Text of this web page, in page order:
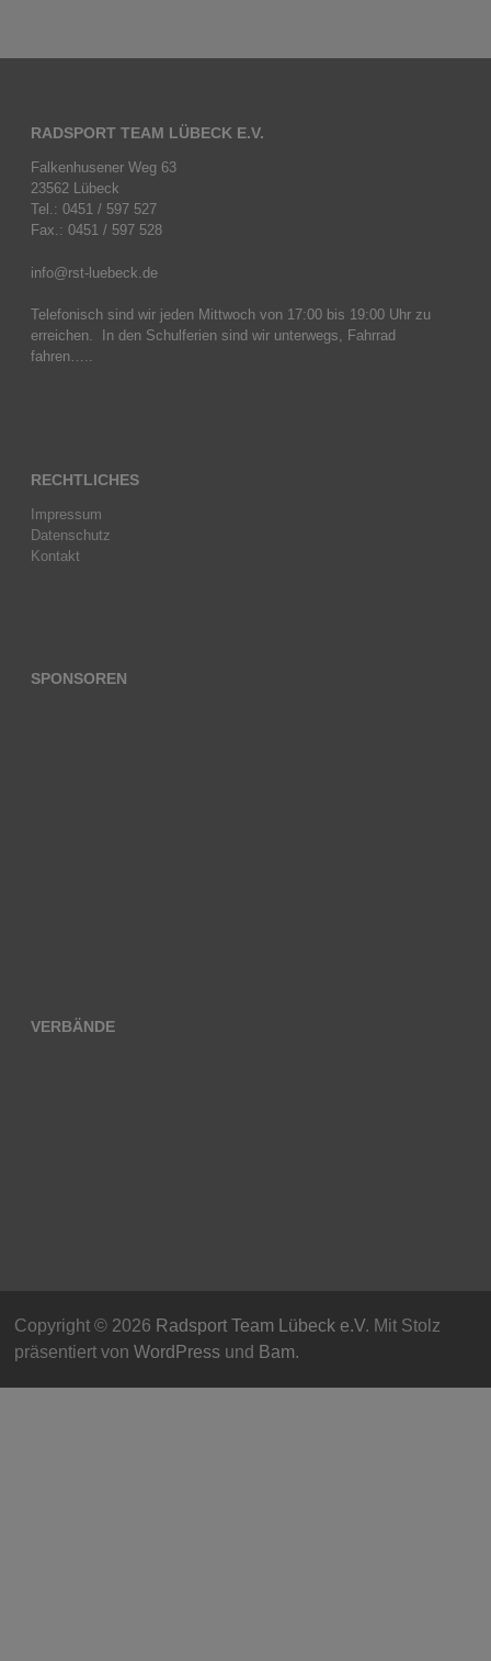
RADSPORT TEAM LÜBECK E.V.
Falkenhusener Weg 63
23562 Lübeck
Tel.: 0451 / 597 527
Fax.: 0451 / 597 528
info@rst-luebeck.de
Telefonisch sind wir jeden Mittwoch von 17:00 bis 19:00 Uhr zu
erreichen. In den Schulferien sind wir unterwegs, Fahrrad
fahren…..
RECHTLICHES
Impressum
Datenschutz
Kontakt
SPONSOREN
VERBÄNDE
Copyright © 2026 Radsport Team Lübeck e.V. Mit Stolz
präsentiert von WordPressund Bam.